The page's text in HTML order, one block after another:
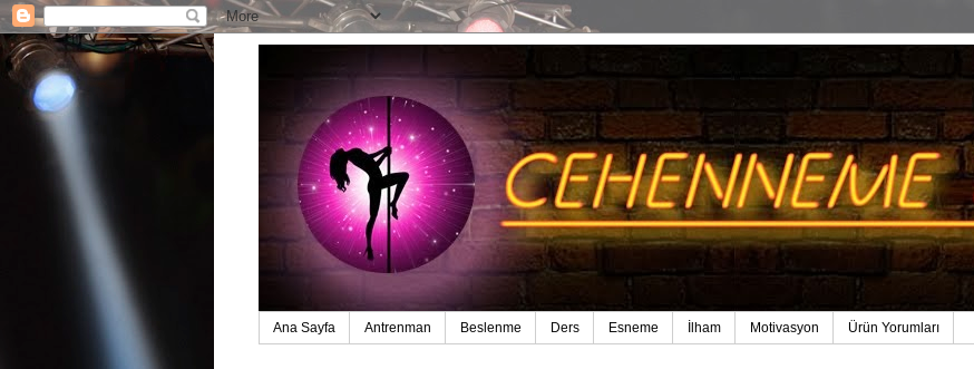
Ana Sayfa Antrenman Beslenme Ders Esneme İlham Motivasyon Ürün Yorumları